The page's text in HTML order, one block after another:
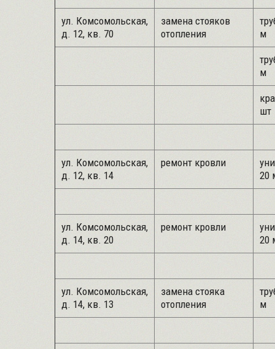
ул. Комсомольская,
д. 12, кв. 70
замена стояков
отопления
м
м
шт
ул. Комсомольская,
д. 12, кв. 14
ремонт кровли
20
ул. Комсомольская,
д. 14, кв. 20
ремонт кровли
20
ул. Комсомольская,
д. 14, кв. 13
замена стояка
отопления
м